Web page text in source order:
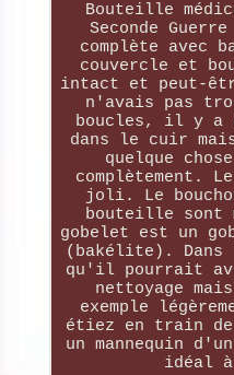
Bouteille
Seconde
complète avec
couvercle et
intact et peut-
n'avais pas
boucles, il y a
dans le cuir
quelque
complètement.
joli. Le
bouteille sont
gobelet est un
(bakélite).
qu'il pourrait
nettoyage
exemple
étiez en train de
un mannequin
idéal